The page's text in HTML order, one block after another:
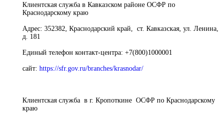
Клиентская служба в Кавказском районе ОСФР по
Краснодарскому краю
Адрес: 352382, Краснодарский край, ст. Кавказская, ул. Ленина,
д. 181
Единый телефон контакт-центра: +7(800)1000001
сайт: https://sfr.gov.ru/branches/krasnodar/
Клиентская служба в г. Кропоткине ОСФР по Краснодарскому
краю